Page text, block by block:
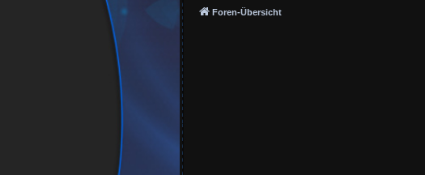
Foren-Übersicht